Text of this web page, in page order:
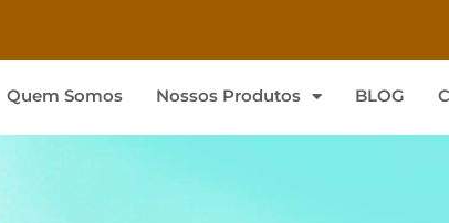
Quem Somos Nossos Produtos BLOG